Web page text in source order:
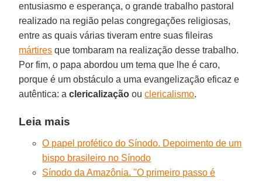
entusiasmo e esperança, o grande trabalho pastoral
realizado na região pelas congregações religiosas,
entre as quais várias tiveram entre suas fileiras
mártires que tombaram na realização desse trabalho.
Por fim, o papa abordou um tema que lhe é caro,
porque é um obstáculo a uma evangelização eficaz e
autêntica: aclericalização ouclericalismo.
Leia mais
O papel profético do Sínodo. Depoimento de um
bispo brasileiro no Sínodo
Sínodo da Amazônia. "O primeiro passo é